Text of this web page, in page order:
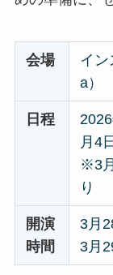
会場
イ
a）
日程
月4
※3
り
開演
時間
3月
3月